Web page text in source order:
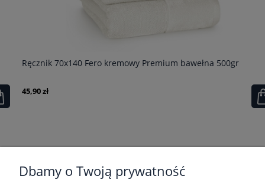
Ręcznik 70x140 Fero kremowy Premium bawełna 500gr
45,90 zł
Dbamy o Twoją prywatność